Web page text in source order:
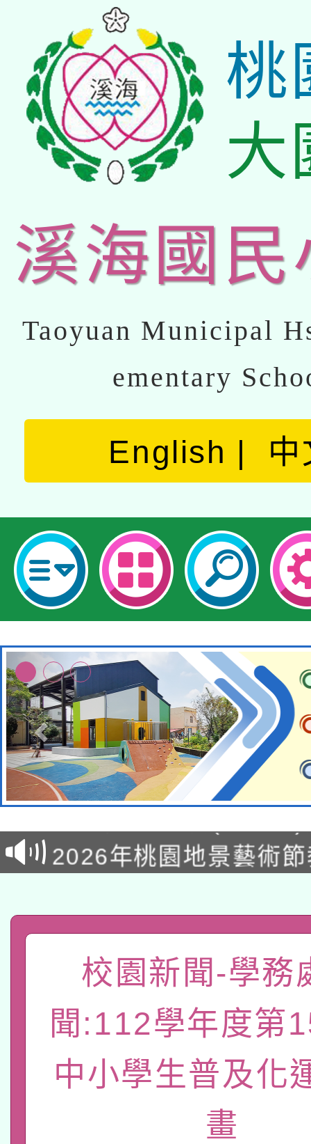
桃
大
溪海國民
Taoyuan Municipal
ementary
English 中
轉知經濟部水利署委託
業技術研究院辦理「
用水績優單位及節水達
115年8月22日(星期六
桃園市孔廟祈福系列
2026年桃園地景藝術
「2026桃園藝術巡演
關事宜
轉知教育部國民及學前
國立臺灣師範大學辦
年度健康促進學校輔導
業成長研習」實施計畫
函轉國家教育研究院
原住民族教育政策研討
族教育國際趨勢與發展
轉知教育部國民及學前
新北市政府教育局辦理
師專業成長研習實施計
函轉國立臺灣師範大學
族語言臺北學習中心
「族語學習班」招生簡
轉知有關國立成功大學
文教學共融平台-教案
教育部國民及學前教
年度COVID-19疫苗接
轉知經濟部水利署委託
校園新聞-學務
聞:112學年度第
中小學生普及化
畫